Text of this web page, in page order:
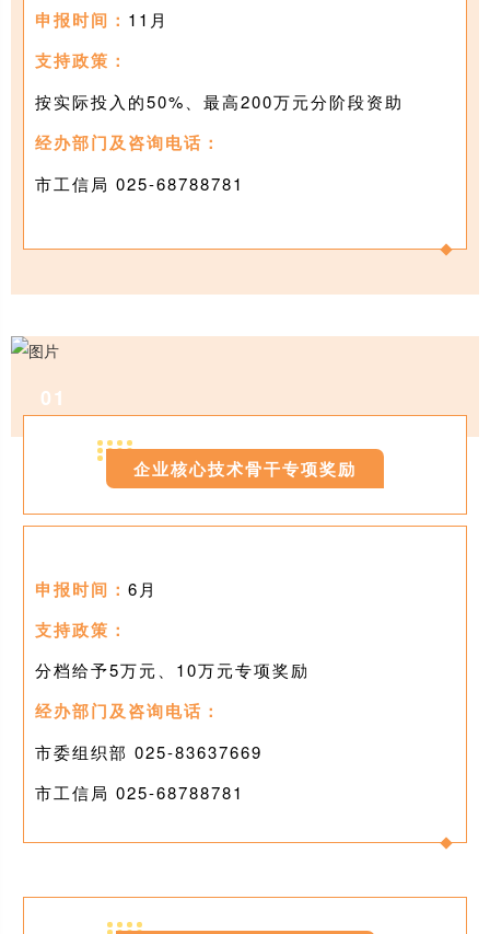
申报时间： 11月
支持政策：
按实际投入的50%、最高200万元分阶段资助
经办部门及咨询电话：
市工信局 025-68788781
01
企业核心技术骨干专项奖励
申报时间： 6月
支持政策：
分档给予5万元、10万元专项奖励
经办部门及咨询电话：
市委组织部 025-83637669
市工信局 025-68788781